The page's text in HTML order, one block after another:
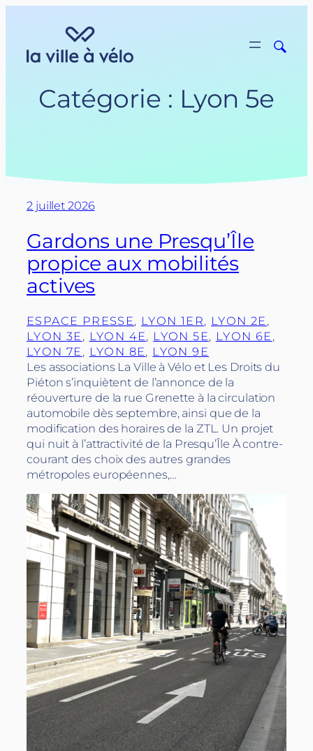
Catégorie : Lyon 5e
2 juillet 2026
Gardons une Presqu’Île
propice aux mobilités
actives
ESPACE PRESSE, LYON 1ER, LYON 2E
LYON 3E , LYON 4E, LYON 5E, LYON 6E
LYON 7E , LYON 8E, LYON 9E
Les associations La Ville à Vélo et Les Droits du
Piéton s’inquiètent de l’annonce de la
réouverture de la rue Grenette à la circulation
automobile dès septembre, ainsi que de la
modification des horaires de la ZTL. Un projet
qui nuit à l’attractivité de la Presqu’Île À contre-
courant des choix des autres grandes
métropoles européennes,…